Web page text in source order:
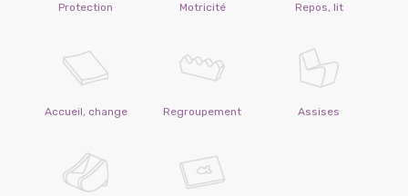
Protection Motricité Repos, lit
Accueil, change Regroupement Assises